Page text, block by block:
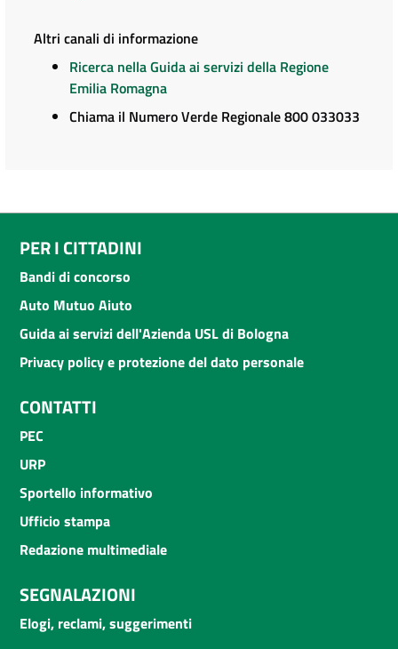
Altri canali di informazione
Ricerca nella Guida ai servizi della Regione
Emilia Romagna
Chiama il Numero Verde Regionale 800 033033
PER I CITTADINI
Bandi di concorso
Auto Mutuo Aiuto
Guida ai servizi dell'Azienda USL di Bologna
Privacy policy e protezione del dato personale
CONTATTI
PEC
URP
Sportello informativo
Ufficio stampa
Redazione multimediale
SEGNALAZIONI
Elogi, reclami, suggerimenti